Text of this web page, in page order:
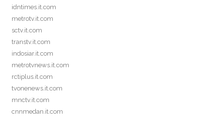
idntimes.it.com
metrotv.it.com
sctv.it.com
transtv.it.com
indosiar.it.com
metrotvnews.it.com
rctiplus.it.com
tvonenews.it.com
mnctv.it.com
cnnmedan.it.com